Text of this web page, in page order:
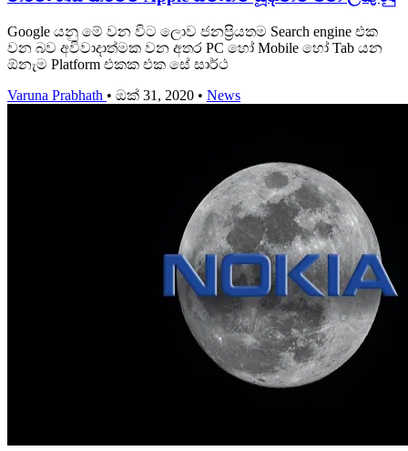
Google යනු මේ වන විට ලොව ජනප්‍රියතම Search engine එක
වන බව අවිවාදාත්මක වන අතර PC හෝ Mobile හෝ Tab යන
ඕනැම Platform එකක එක සේ සාර්ථ
Varuna Prabhath • ඔක් 31, 2020 • News